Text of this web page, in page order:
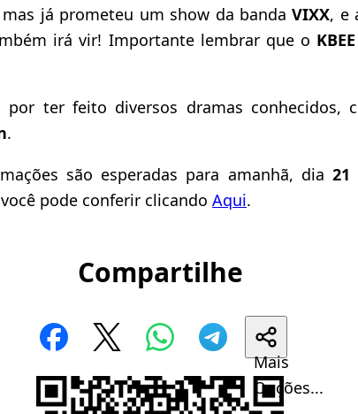
mas já prometeu um show da bandaVIXX, e
irá vir! Importante lembrar que o
por ter feito diversos dramas conhecidos,
.
são esperadas para amanhã, dia
pode conferir clicando Aqui.
Compartilhe
Mais
Opções...